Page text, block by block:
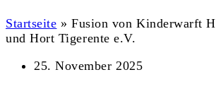
Startseite »Fusion von Kinderwarft
und Hort Tigerente e.V.
25. November 2025